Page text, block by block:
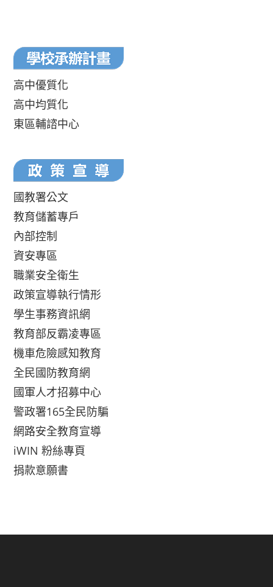
高中優質化
高中均質化
東區輔諮中心
國教署公文
教育儲蓄專戶
內部控制
資安專區
職業安全衛生
政策宣導執行情形
學生事務資訊網
教育部反霸凌專區
機車危險感知教育
全民國防教育網
國軍人才招募中心
警政署165全民防騙
網路安全教育宣導
iWIN 粉絲專頁
捐款意願書